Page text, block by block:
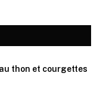
thon et courgettes